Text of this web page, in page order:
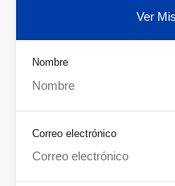
Ver
Nombre
Correo electrónico